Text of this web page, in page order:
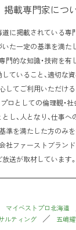
掲載専門家につ
に掲載されている専
た一定の基準を満た
門的な知識・技術を有
ていること、適切な
してご利用いただけ
ロとしての倫理観・
し、人となり、仕事へ
準を満たした方のみ
社ファーストブランド
送が取材しています
マイベストプロ北海道
ルティング
五嶋